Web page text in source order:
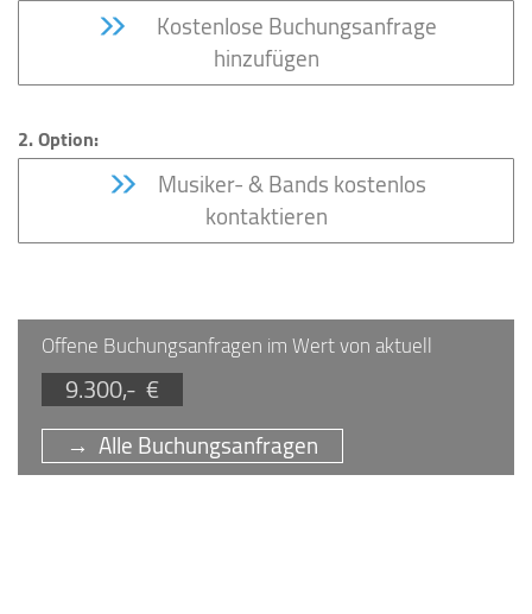
Kostenlose Buchungsanfrage
hinzufügen
2. Option:
Musiker- & Bands kostenlos
kontaktieren
Offene Buchungsanfragen im Wert von aktuell
9.300,- €
→ Alle Buchungsanfragen